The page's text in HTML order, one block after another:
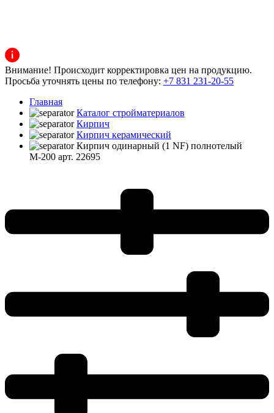
Внимание! Происходит корректировка цен на продукцию.
Просьба уточнять цены по телефону: +7 831 231-20-55
Главная
Каталог стройматериалов
Кирпич
Кирпич керамический
Кирпич одинарный (1 NF) полнотелый
М-200 арт. 22695